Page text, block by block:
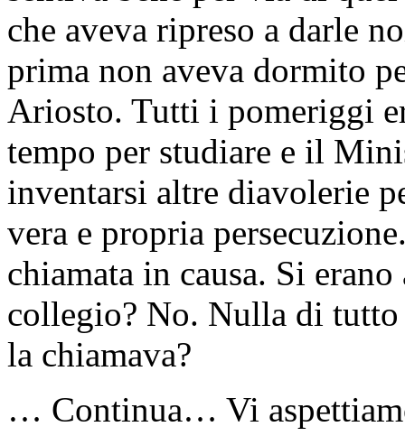
che aveva ripreso a darle
prima non aveva dormito
Ariosto. Tutti i pomeriggi
tempo per studiare e il
inventarsi altre diavolerie
vera e propria
chiamata in causa. Si
collegio? No. Nulla di tutto
la chiamava?
… Continua… Vi